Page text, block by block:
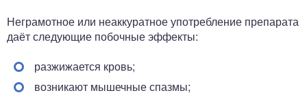
Неграмотное или неаккуратное употребление препарата
даёт следующие побочные эффекты:
разжижается кровь;
возникают мышечные спазмы;